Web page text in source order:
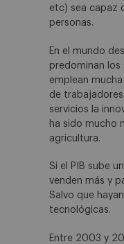
etc) sea capaz
personas.
En el mundo
predominan los
emplean
de trabajadores
servicios la
ha sido mucho
agricultura.
Si el PIB sube
venden más y
Salvo que
tecnológicas.
Entre 2003 y